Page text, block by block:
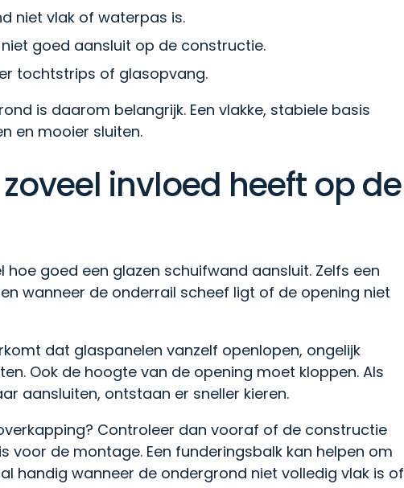
niet vlak of waterpas is.
goed aansluit op de constructie.
tochtstrips of glasopvang.
is daarom belangrijk. Een vlakke, stabiele basis
en mooier sluiten.
invloed heeft op de
goed een glazen schuifwand aansluit. Zelfs een
wanneer de onderrail scheef ligt of de opening niet
dat glaspanelen vanzelf openlopen, ongelijk
Ook de hoogte van de opening moet kloppen. Als
aansluiten, ontstaan er sneller kieren.
Controleer dan vooraf of de constructie
voor de montage. Een funderingsbalk kan helpen om
handig wanneer de ondergrond niet volledig vlak is of